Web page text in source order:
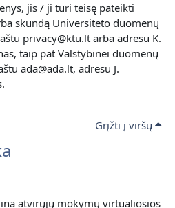
jis / ji turi teisę pateikti
skundą Universiteto duomenų
privacy@ktu.lt arba adresu K.
taip pat Valstybinei duomenų
ada@ada.lt, adresu J.
Grįžti į viršų
atvirųjų mokymų virtualiosios